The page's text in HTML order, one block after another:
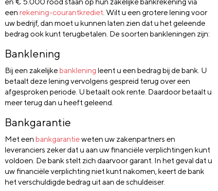
een rekening-courantkrediet . Wilt u een grotere lening voor
uw bedrijf, dan moet u kunnen laten zien dat u het geleende
bedrag ook kunt terugbetalen. De soorten bankleningen zijn:
Banklening
Bij een zakelijkebanklening leent u een bedrag bij de bank. U
betaalt deze lening vervolgens gespreid terug over een
afgesproken periode. U betaalt ook rente. Daardoor betaalt u
meer terug dan u heeft geleend.
Bankgarantie
Met een bankgarantieweten uw zakenpartners en
leveranciers zeker dat u aan uw financiële verplichtingen kunt
voldoen. De bank stelt zich daarvoor garant. In het geval dat u
uw financiële verplichting niet kunt nakomen, keert de bank
het verschuldigde bedrag uit aan de schuldeiser.